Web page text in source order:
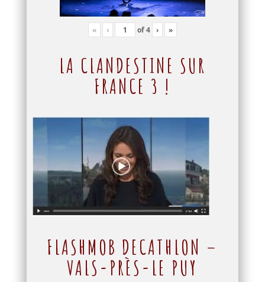
« ‹ of4 › »
LA CLANDESTINE SUR
FRANCE 3 !
FLASHMOB DECATHLON –
VALS-PRÈS-LE PUY